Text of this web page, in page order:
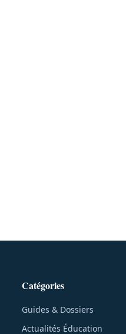
Catégories
Guides & Dossiers
Actualités Éducation